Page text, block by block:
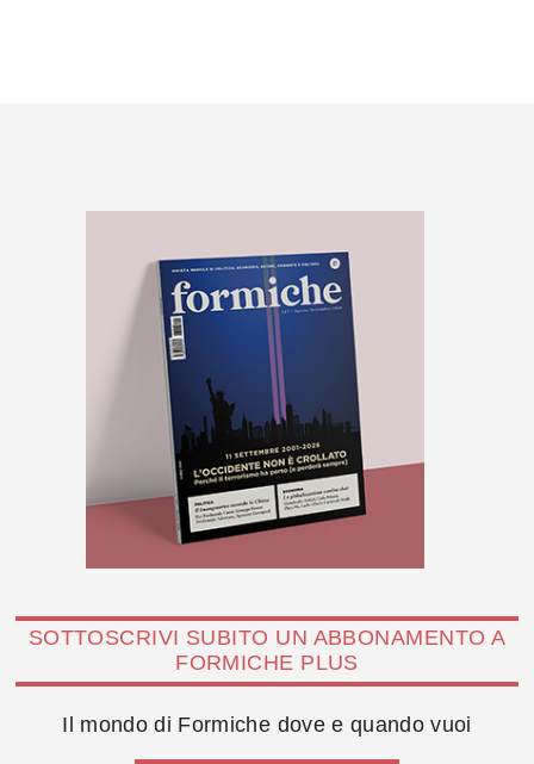
SOTTOSCRIVI SUBITO UN ABBONAMENTO A
FORMICHE PLUS
Il mondo di Formiche dove e quando vuoi